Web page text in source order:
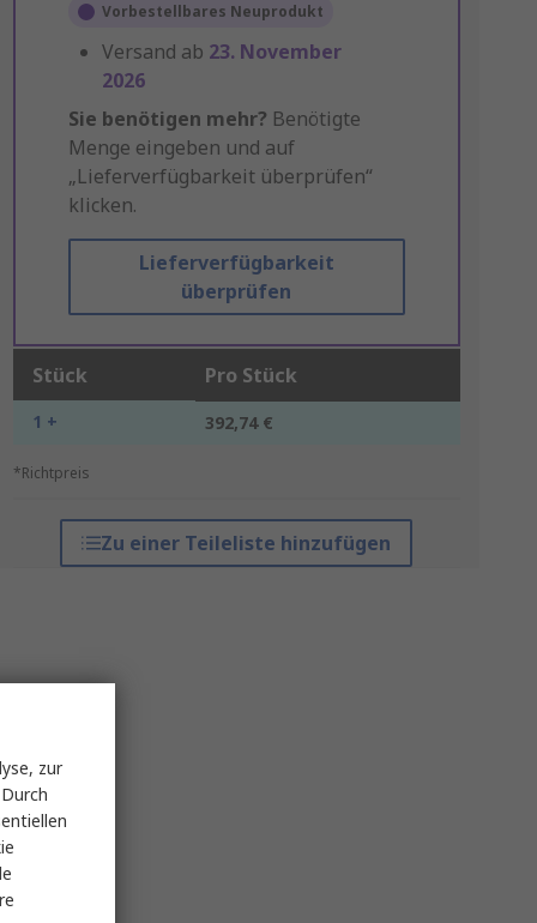
Vorbestellbares Neuprodukt
Versand ab 23. November
2026
Sie benötigen mehr? Benötigte
Menge eingeben und auf
„Lieferverfügbarkeit überprüfen“
klicken.
Lieferverfügbarkeit
überprüfen
Stück Pro Stück
1 + 392,74 €
*Richtpreis
Zu einer Teileliste hinzufügen
zur